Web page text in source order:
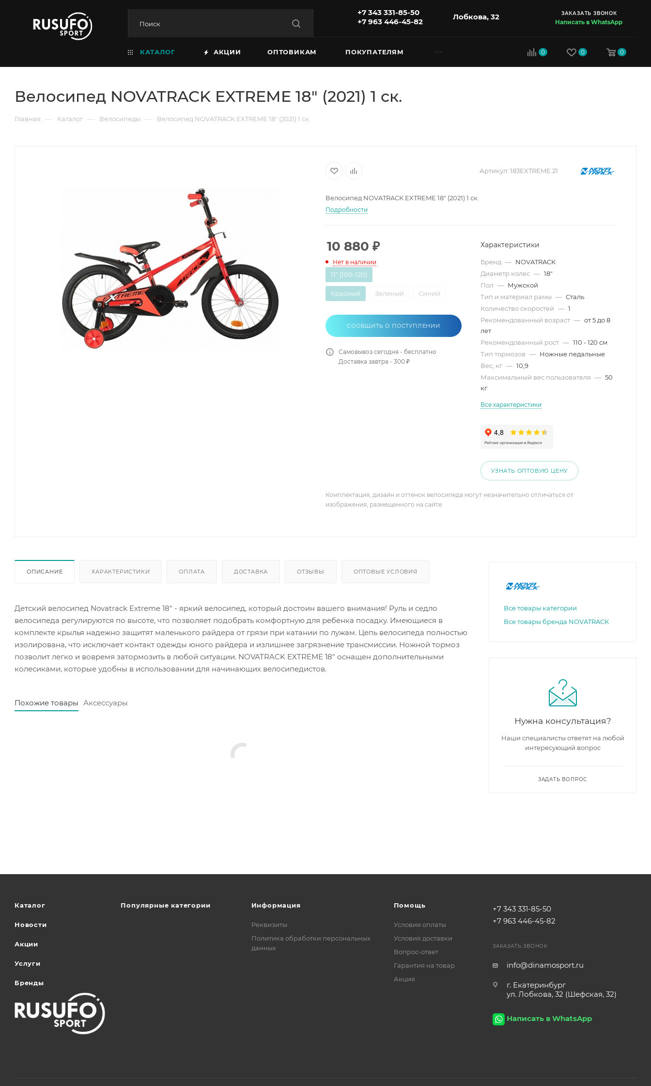
+7 343 331-85-50
+7 963 446-45-82
Лобкова, 32 ЗАКАЗАТЬ ЗВОНОК
Написать в WhatsApp
0 0 0
КАТАЛОГ АКЦИИ ОПТОВИКАМ ПОКУПАТЕЛЯМ
Велосипед NOVATRACK EXTREME 18" (2021) 1 ск.
Главная — Каталог — Велосипеды — Велосипед NOVATRACK EXTREME 18" (2021) 1 ск.
Артикул: 183EXTREME.21
Велосипед NOVATRACK EXTREME 18" (2021) 1 ск.
Подробности
10 880 ₽
Нет в наличии
11" (100-120)
Красный Зеленый Синий
СООБЩИТЬ О ПОСТУПЛЕНИИ
Самовывоз сегодня - бесплатно
Доставка завтра - 300 ₽
Характеристики
Бренд — NOVATRACK
Диаметр колес — 18"
Пол — Мужской
Тип и материал рамы — Сталь
Количество скоростей — 1
Рекомендованный возраст — от 5 до 8
лет
Рекомендованный рост — 110 - 120 см
Тип тормозов — Ножные педальные
Вес, кг — 10,9
Максимальный вес пользователя — 50
кг
Все характеристики
УЗНАТЬ ОПТОВУЮ ЦЕНУ
Комплектация, дизайн и оттенок велосипеда могут незначительно отличаться от
изображения, размещенного на сайте
ОПИСАНИЕ ХАРАКТЕРИСТИКИ ОПЛАТА ДОСТАВКА ОТЗЫВЫ ОПТОВЫЕ УСЛОВИЯ
Детский велосипед Novatrack Extreme 18" - яркий велосипед, который достоин вашего внимания! Руль и седло
велосипеда регулируются по высоте, что позволяет подобрать комфортную для ребенка посадку. Имеющиеся в
комплекте крылья надежно защитят маленького райдера от грязи при катании по лужам. Цепь велосипеда полностью
изолирована, что исключает контакт одежды юного райдера и излишнее загрязнение трансмиссии. Ножной тормоз
позволит легко и вовремя затормозить в любой ситуации. NOVATRACK EXTREME 18" оснащен дополнительными
колесиками, которые удобны в использовании для начинающих велосипедистов.
Похожие товары Аксессуары
Все товары категории
Все товары бренда NOVATRACK
Нужна консультация?
Наши специалисты ответят на любой
интересующий вопрос
ЗАДАТЬ ВОПРОС
Каталог
Новости
Акции
Услуги
Бренды
Популярные категории Информация
Реквизиты
Политика обработки персональных
данных
Помощь
Условия оплаты
Условия доставки
Вопрос-ответ
Гарантия на товар
Акция
+7 343 331-85-50
+7 963 446-45-82
ЗАКАЗАТЬ ЗВОНОК
info@dinamosport.ru
г. Екатеринбург
ул. Лобкова, 32 (Шефская, 32)
Написать в WhatsApp